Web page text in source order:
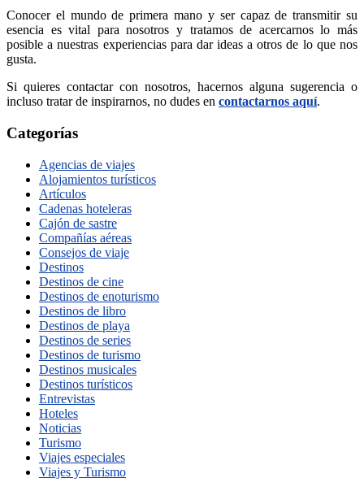
Conocer el mundo de primera mano y ser capaz de transmitir su
esencia es vital para nosotros y tratamos de acercarnos lo más
posible a nuestras experiencias para dar ideas a otros de lo que nos
gusta.
Si quieres contactar con nosotros, hacernos alguna sugerencia o
incluso tratar de inspirarnos, no dudes en contactarnos aquí.
Categorías
Agencias de viajes
Alojamientos turísticos
Artículos
Cadenas hoteleras
Cajón de sastre
Compañías aéreas
Consejos de viaje
Destinos
Destinos de cine
Destinos de enoturismo
Destinos de libro
Destinos de playa
Destinos de series
Destinos de turismo
Destinos musicales
Destinos turísticos
Entrevistas
Hoteles
Noticias
Turismo
Viajes especiales
Viajes y Turismo